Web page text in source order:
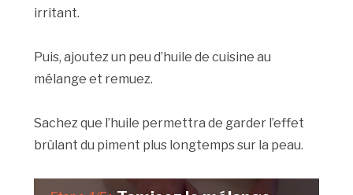
irritant.
Puis, ajoutez un peu d’huile de cuisine au
mélange et remuez.
Sachez que l’huile permettra de garder l’effet
brûlant du piment plus longtemps sur la peau.